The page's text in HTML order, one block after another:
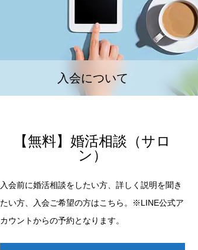
入会について
【無料】婚活相談（サロ
ン）
入会前に婚活相談をしたい方、詳しく説明を聞き
たい方、入会ご希望の方はこちら。※LINE公式ア
カウントからの予約となります。